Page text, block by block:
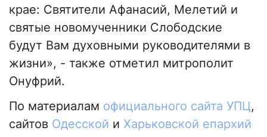
крае: Святители Афанасий, Мелетий и
святые новомученники Слободские
будут Вам духовными руководителями в
жизни», - также отметил митрополит
Онуфрий.
По материалам официального сайта УПЦ,
сайтов Одесской и Харьковской епархий